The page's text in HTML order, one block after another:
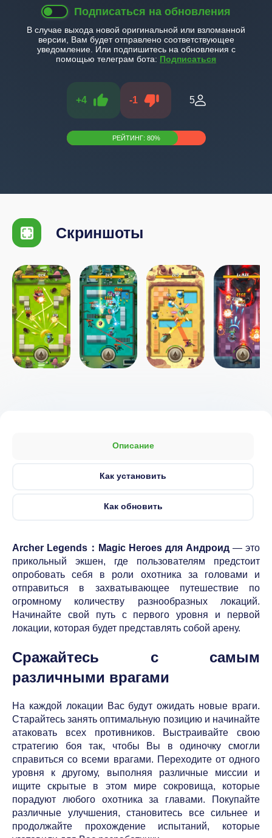
Подписаться на обновления
В случае выхода новой оригинальной или взломанной
версии, Вам будет отправлено соответствующее
уведомление. Или подпишитесь на обновления с
помощью телеграм бота: Подписаться
+4 -1 5
РЕЙТИНГ: 80%
Скриншоты
Описание
Как установить
Как обновить
Archer Legends：Magic Heroes для Андроид — это
прикольный экшен, где пользователям предстоит
опробовать себя в роли охотника за головами и
отправиться в захватывающее путешествие по
огромному количеству разнообразных локаций.
Начинайте свой путь с первого уровня и первой
локации, которая будет представлять собой арену.
Сражайтесь с самым
различными врагами
На каждой локации Вас будут ожидать новые враги.
Старайтесь занять оптимальную позицию и начинайте
атаковать всех противников. Выстраивайте свою
стратегию боя так, чтобы Вы в одиночку смогли
справиться со всеми врагами. Переходите от одного
уровня к другому, выполняя различные миссии и
ищите скрытые в этом мире сокровища, которые
порадуют любого охотника за главами. Покупайте
различные улучшения, становитесь все сильнее и
продолжайте прохождение испытаний, которые